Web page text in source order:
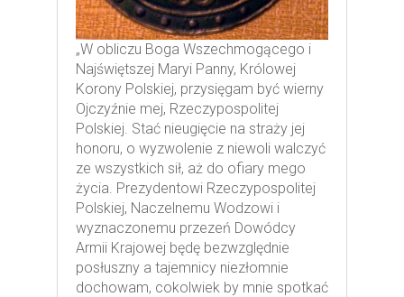
„W obliczu Boga Wszechmogącego i
Najświętszej Maryi Panny, Królowej
Korony Polskiej, przysięgam być wierny
Ojczyźnie mej, Rzeczypospolitej
Polskiej. Stać nieugięcie na straży jej
honoru, o wyzwolenie z niewoli walczyć
ze wszystkich sił, aż do ofiary mego
życia. Prezydentowi Rzeczypospolitej
Polskiej, Naczelnemu Wodzowi i
wyznaczonemu przezeń Dowódcy
Armii Krajowej będę bezwzględnie
posłuszny a tajemnicy niezłomnie
dochowam, cokolwiek by mnie spotkać